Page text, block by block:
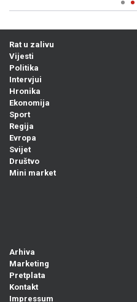
Rat u zalivu
Vijesti
Politika
Intervjui
Hronika
Ekonomija
Sport
Regija
Evropa
Svijet
Društvo
Mini market
Arhiva
Marketing
Pretplata
Kontakt
Impressum